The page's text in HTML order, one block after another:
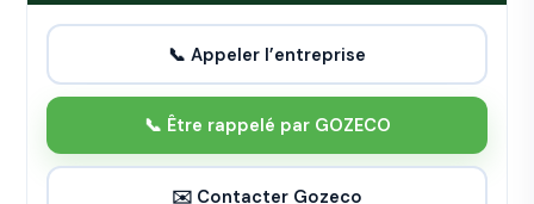
📞 Appeler l’entreprise
📞 Être rappelé par GOZECO
✉️ Contacter Gozeco